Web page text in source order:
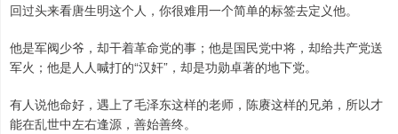
回过头来看唐生明这个人，你很难用一个简单的标签去定义他。
他是军阀少爷，却干着革命党的事；他是国民党中将，却给共产党送
军火；他是人人喊打的“汉奸”，却是功勋卓著的地下党。
有人说他命好，遇上了毛泽东这样的老师，陈赓这样的兄弟，所以才
能在乱世中左右逢源，善始善终。